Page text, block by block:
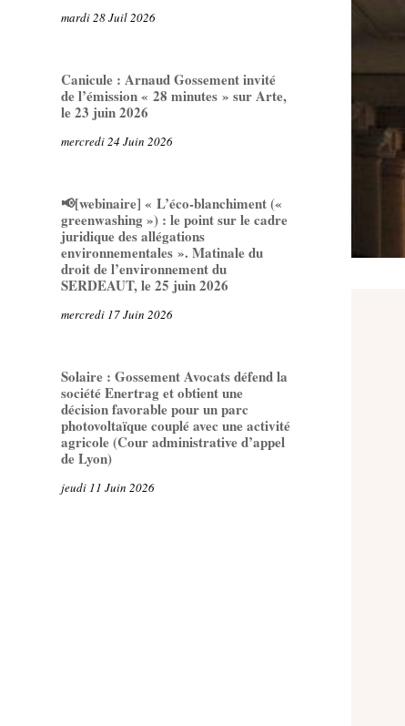
mardi 28 Juil 2026
Canicule : Arnaud Gossement invité
de l’émission « 28 minutes » sur Arte,
le 23 juin 2026
mercredi 24 Juin 2026
📢[webinaire] « L’éco-blanchiment («
greenwashing ») : le point sur le cadre
juridique des allégations
environnementales ». Matinale du
droit de l’environnement du
SERDEAUT, le 25 juin 2026
mercredi 17 Juin 2026
Solaire : Gossement Avocats défend la
société Enertrag et obtient une
décision favorable pour un parc
photovoltaïque couplé avec une activité
agricole (Cour administrative d’appel
de Lyon)
jeudi 11 Juin 2026